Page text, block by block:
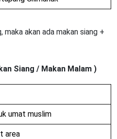
akan ada makan siang +
Siang / Makan Malam )
umat muslim
area